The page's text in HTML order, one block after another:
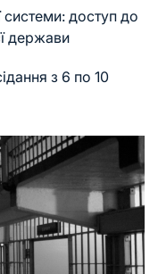
системи: доступ до
держави
з 6 по 10